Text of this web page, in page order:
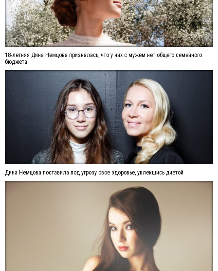
18-летняя Дина Немцова призналась, что у них с мужем нет общего семейного
бюджета
Дина Немцова поставила под угрозу свое здоровье, увлекшись диетой